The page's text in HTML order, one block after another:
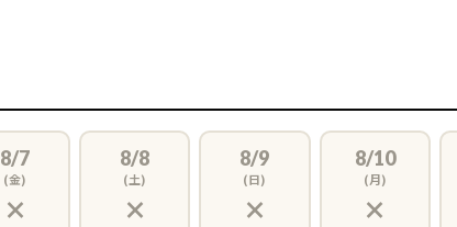
8/7
(金)
×
8/8
(土)
×
8/9
(日)
×
8/10
(月)
×